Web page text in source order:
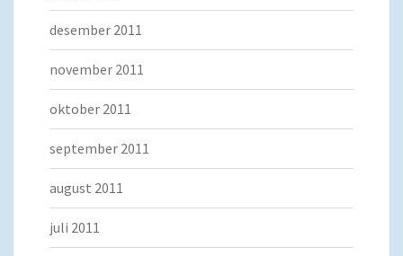
desember 2011
november 2011
oktober 2011
september 2011
august 2011
juli 2011